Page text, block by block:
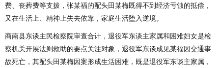
费、丧葬费等支拨，张某福的配头田某梅既得不到经济亏蚀的抵偿，
又在生活上、精神上失去依靠，家庭生活堕入逆境。
商南县东谈主民检察院审查合计，退役军东谈主家属和困难妇女是检
察机关开展法则救助的要点关注对象，退役军东谈成见某福因交通事
故死亡，其配头田某梅因案形成生活困难，既是退役军东谈主家属，